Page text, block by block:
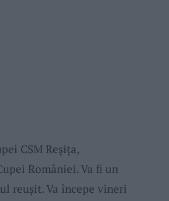
CSM Reșița,
României. Va fi un
reușit. Va începe vineri